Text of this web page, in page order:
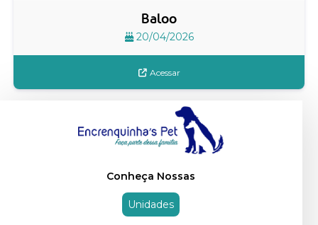
Baloo
20/04/2026
Acessar
Conheça Nossas
Unidades